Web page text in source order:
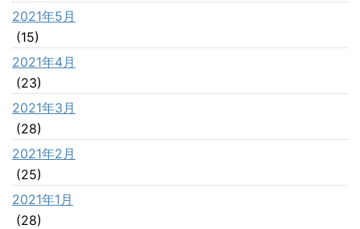
2021年5月
(15)
2021年4月
(23)
2021年3月
(28)
2021年2月
(25)
2021年1月
(28)